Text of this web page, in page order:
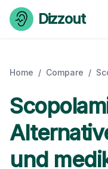
Skip to content
Dizzout
Home / Compare /
und